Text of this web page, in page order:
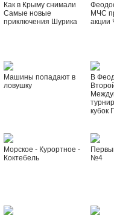
Как в Крыму снимали
Самые новые
приключения Шурика
МЧС
акции
Машины попадают в
ловушку
В
кубок
Морское - Курортное -
Коктебель
№4